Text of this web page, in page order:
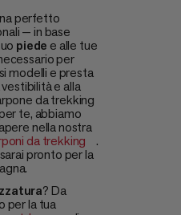
perfetto
— in base
piede e alle tue
per
modelli e presta
e alla
da trekking
te, abbiamo
nella nostra
da trekking
.
pronto per la
? Da
per la tua